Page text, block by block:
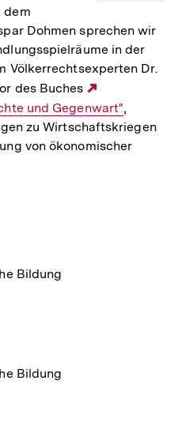
dem
Dohmen sprechen wir
in der
Völkerrechtsexperten Dr.
des Buches
und Gegenwart",
zu Wirtschaftskriegen
von ökonomischer
Bildung
Bildung